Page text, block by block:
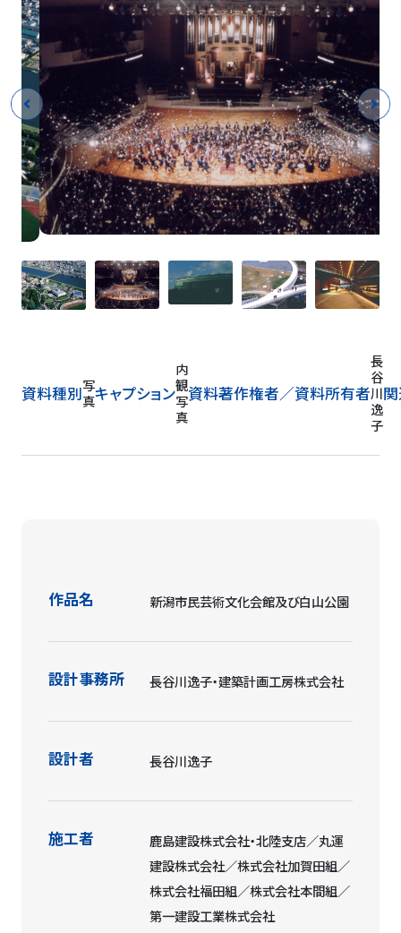
資料種別写
真キャプション
内
観
写
真
資料著作権者／資料所有者
長
谷
川
逸
子
作品名 新潟市民芸術文化会館及び白山公園
設計事務所 長谷川逸子・建築計画工房株式会社
設計者 長谷川逸子
施工者
鹿島建設株式会社・北陸支店／丸運
建設株式会社／株式会社加賀田組／
株式会社福田組／株式会社本間組／
第一建設工業株式会社